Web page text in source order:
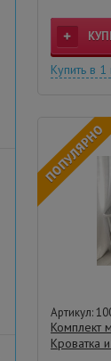
Купить в 1
Артикул:
Комплект
Кроватка